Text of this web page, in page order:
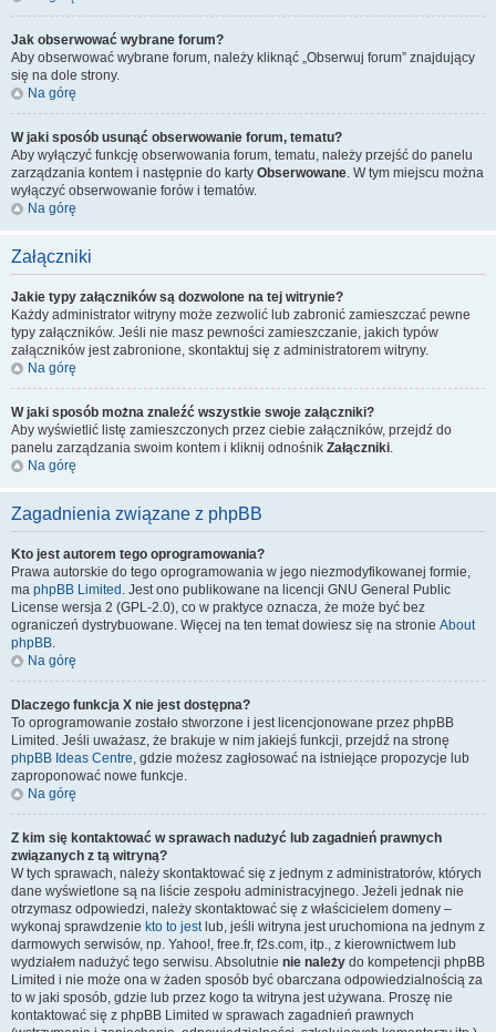
Jak obserwować wybrane forum?
Aby obserwować wybrane forum, należy kliknąć „Obserwuj forum” znajdujący
się na dole strony.
Na górę
W jaki sposób usunąć obserwowanie forum, tematu?
Aby wyłączyć funkcję obserwowania forum, tematu, należy przejść do panelu
zarządzania kontem i następnie do karty Obserwowane. W tym miejscu można
wyłączyć obserwowanie forów i tematów.
Na górę
Załączniki
Jakie typy załączników są dozwolone na tej witrynie?
Każdy administrator witryny może zezwolić lub zabronić zamieszczać pewne
typy załączników. Jeśli nie masz pewności zamieszczanie, jakich typów
załączników jest zabronione, skontaktuj się z administratorem witryny.
Na górę
W jaki sposób można znaleźć wszystkie swoje załączniki?
Aby wyświetlić listę zamieszczonych przez ciebie załączników, przejdź do
panelu zarządzania swoim kontem i kliknij odnośnik Załączniki.
Na górę
Zagadnienia związane z phpBB
Kto jest autorem tego oprogramowania?
Prawa autorskie do tego oprogramowania w jego niezmodyfikowanej formie,
ma phpBB Limited . Jest ono publikowane na licencji GNU General Public
License wersja 2 (GPL-2.0), co w praktyce oznacza, że może być bez
ograniczeń dystrybuowane. Więcej na ten temat dowiesz się na stronie About
phpBB.
Na górę
Dlaczego funkcja X nie jest dostępna?
To oprogramowanie zostało stworzone i jest licencjonowane przez phpBB
Limited. Jeśli uważasz, że brakuje w nim jakiejś funkcji, przejdź na stronę
phpBB Ideas Centre, gdzie możesz zagłosować na istniejące propozycje lub
zaproponować nowe funkcje.
Na górę
Z kim się kontaktować w sprawach nadużyć lub zagadnień prawnych
związanych z tą witryną?
W tych sprawach, należy skontaktować się z jednym z administratorów, których
dane wyświetlone są na liście zespołu administracyjnego. Jeżeli jednak nie
otrzymasz odpowiedzi, należy skontaktować się z właścicielem domeny –
wykonaj sprawdzenie kto to jestlub, jeśli witryna jest uruchomiona na jednym z
darmowych serwisów, np. Yahoo!, free.fr, f2s.com, itp., z kierownictwem lub
wydziałem nadużyć tego serwisu. Absolutnie nie należy do kompetencji phpBB
Limited i nie może ona w żaden sposób być obarczana odpowiedzialnością za
to w jaki sposób, gdzie lub przez kogo ta witryna jest używana. Proszę nie
kontaktować się z phpBB Limited w sprawach zagadnień prawnych